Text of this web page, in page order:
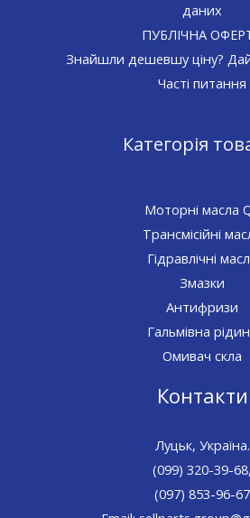
даних
ПУБЛІЧНА
Знайшли дешевшу ціну?
Часті питання
Категорія
Моторні масла
Трансмісійні
Гідравлічні
Змазки
Антифризи
Гальмівна
Омивач скла
Контакти
Луцьк, Україна.
(099) 320-39-68,
(097) 853-96-67